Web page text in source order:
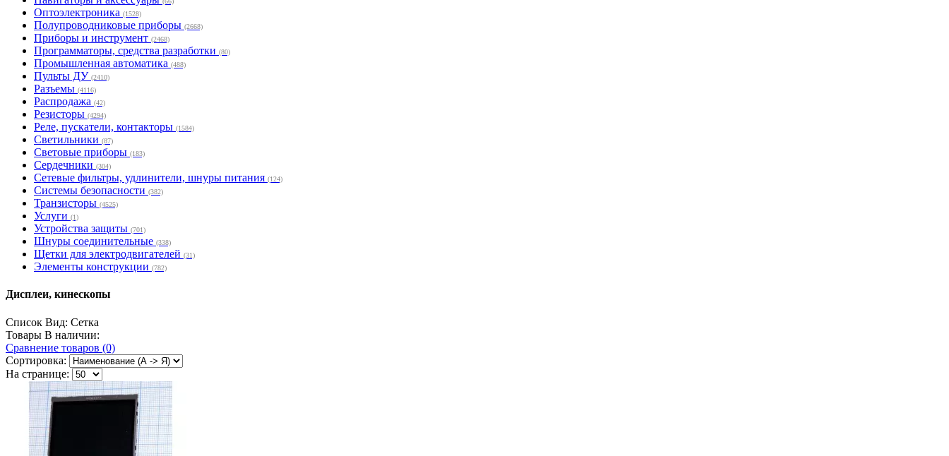
Оптоэлектроника (1528)
Полупроводниковые приборы (2668)
Приборы и инструмент (2468)
Программаторы, средства разработки (80)
Промышленная автоматика (488)
Пульты ДУ (2410)
Разъемы (4116)
Распродажа (42)
Резисторы (4294)
Реле, пускатели, контакторы (1584)
Светильники (87)
Световые приборы (183)
Сердечники (304)
Сетевые фильтры, удлинители, шнуры питания (124)
Системы безопасности (382)
Транзисторы (4525)
Услуги (1)
Устройства защиты (701)
Шнуры соединительные (338)
Щетки для электродвигателей (31)
Элементы конструкции (782)
Дисплеи, кинескопы
Список Вид: Сетка
Товары В наличии:
Сравнение товаров (0)
Сортировка:
На странице: